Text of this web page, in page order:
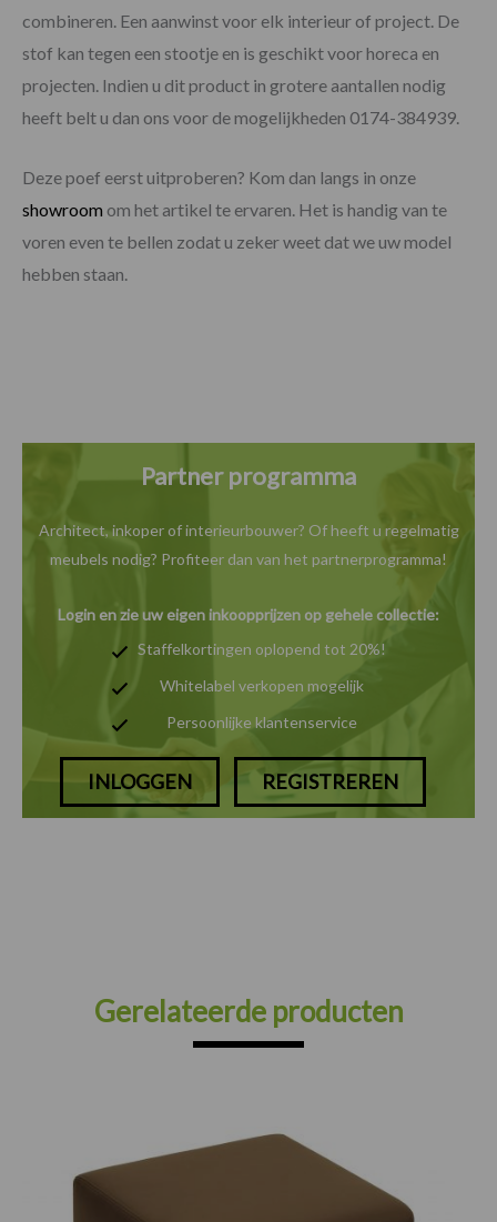
combineren. Een aanwinst voor elk interieur of project. De
stof kan tegen een stootje en is geschikt voor horeca en
projecten. Indien u dit product in grotere aantallen nodig
heeft belt u dan ons voor de mogelijkheden 0174-384939.
Deze poef eerst uitproberen? Kom dan langs in onze
showroom om het artikel te ervaren. Het is handig van te
voren even te bellen zodat u zeker weet dat we uw model
hebben staan.
Partner programma
Architect, inkoper of interieurbouwer? Of heeft u regelmatig
meubels nodig? Profiteer dan van het partnerprogramma!
Login en zie uw eigen inkoopprijzen op gehele collectie:
Staffelkortingen oplopend tot 20%!
Whitelabel verkopen mogelijk
Persoonlijke klantenservice
INLOGGEN REGISTREREN
Gerelateerde producten